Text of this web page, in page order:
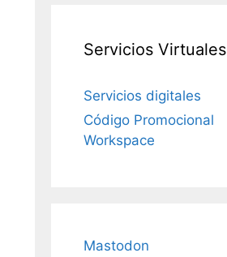
Servicios Virtuales
Servicios digitales
Código Promocional
Workspace
Mastodon